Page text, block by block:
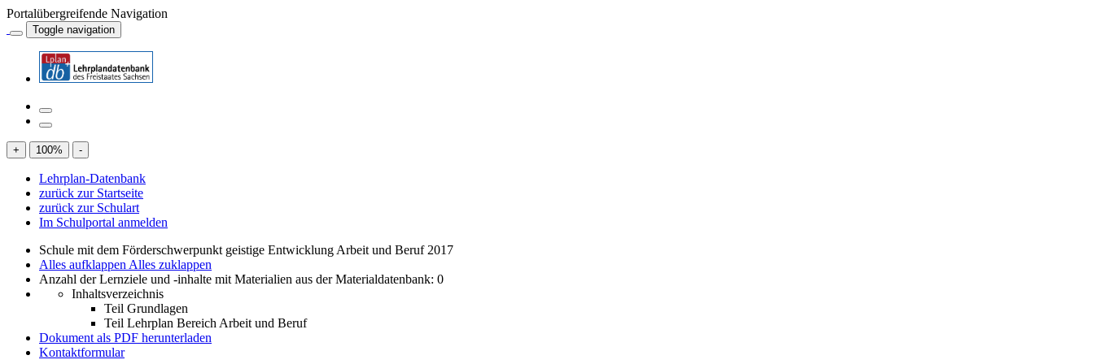
Portalübergreifende Navigation
Toggle navigation
+ 100% -
Lehrplan-Datenbank
zurück zur Startseite
zurück zur Schulart
Im Schulportal anmelden
Schule mit dem Förderschwerpunkt geistige Entwicklung Arbeit und Beruf 2017
Alles aufklappen Alles zuklappen
Anzahl der Lernziele und -inhalte mit Materialien aus der Materialdatenbank: 0
Inhaltsverzeichnis
Teil Grundlagen
Teil Lehrplan Bereich Arbeit und Beruf
Dokument als PDF herunterladen
Kontaktformular